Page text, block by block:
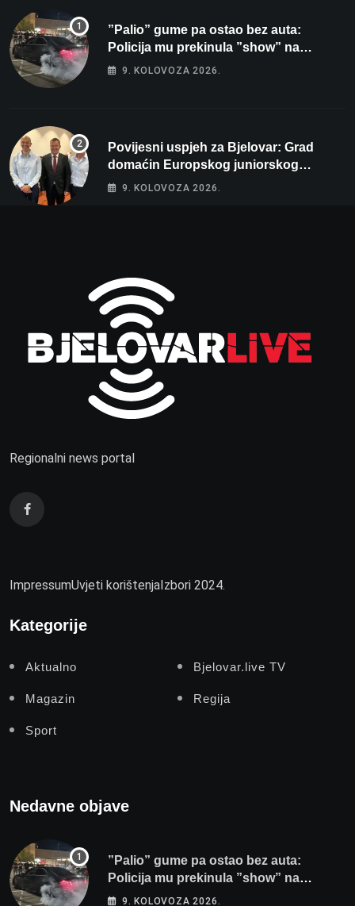
”Palio” gume pa ostao bez auta:
Policija mu prekinula ”show” na
parkingu u Bjelovaru
9. KOLOVOZA 2026.
Povijesni uspjeh za Bjelovar: Grad
domaćin Europskog juniorskog
prvenstva u plivanju 2027!
9. KOLOVOZA 2026.
Regionalni news portal
ImpressumUvjeti korištenjaIzbori 2024.
Kategorije
Aktualno Bjelovar.live TV
Magazin Regija
Sport
Nedavne objave
”Palio” gume pa ostao bez auta:
Policija mu prekinula ”show” na
parkingu u Bjelovaru
9. KOLOVOZA 2026.